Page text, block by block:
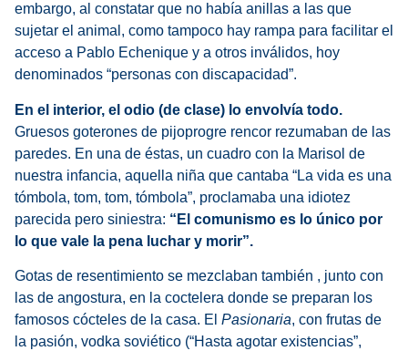
embargo, al constatar que no había anillas a las que
sujetar el animal, como tampoco hay rampa para facilitar el
acceso a Pablo Echenique y a otros inválidos, hoy
denominados “personas con discapacidad”.
En el interior, el odio (de clase) lo envolvía todo.
Gruesos goterones de pijoprogre rencor rezumaban de las
paredes. En una de éstas, un cuadro con la Marisol de
nuestra infancia, aquella niña que cantaba “La vida es una
tómbola, tom, tom, tómbola”, proclamaba una idiotez
parecida pero siniestra: “El comunismo es lo único por
lo que vale la pena luchar y morir”.
Gotas de resentimiento se mezclaban también , junto con
las de angostura, en la coctelera donde se preparan los
famosos cócteles de la casa. El Pasionaria, con frutas de
la pasión, vodka soviético (“Hasta agotar existencias”,